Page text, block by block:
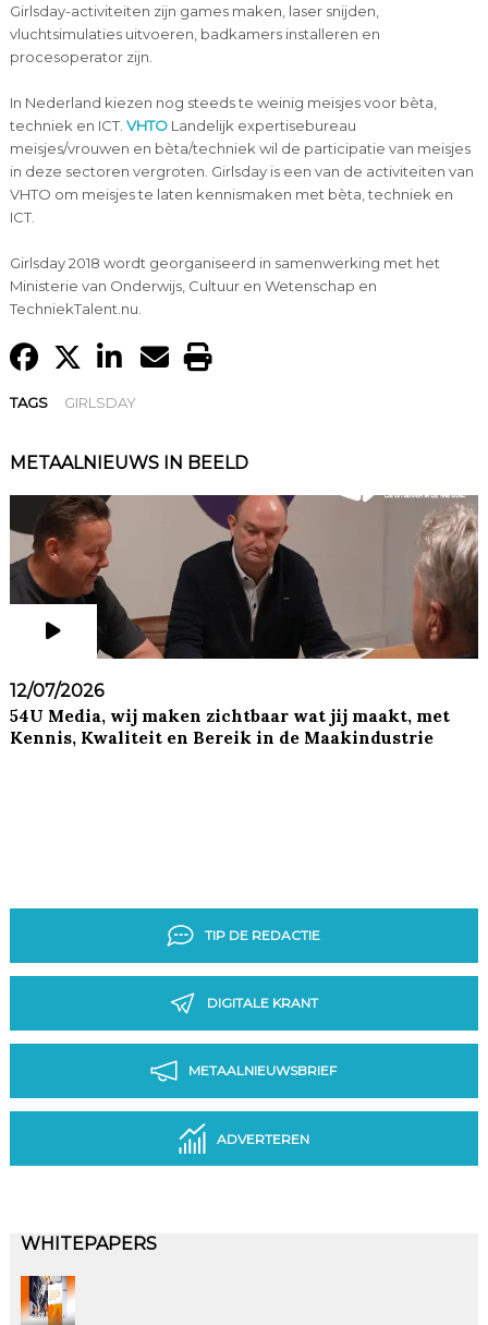
Girlsday-activiteiten zijn games maken, laser snijden,
vluchtsimulaties uitvoeren, badkamers installeren en
procesoperator zijn.
In Nederland kiezen nog steeds te weinig meisjes voor bèta,
techniek en ICT. VHTOLandelijk expertisebureau
meisjes/vrouwen en bèta/techniek wil de participatie van meisjes
in deze sectoren vergroten. Girlsday is een van de activiteiten van
VHTO om meisjes te laten kennismaken met bèta, techniek en
ICT.
Girlsday 2018 wordt georganiseerd in samenwerking met het
Ministerie van Onderwijs, Cultuur en Wetenschap en
TechniekTalent.nu.
TAGS GIRLSDAY
METAALNIEUWS IN BEELD
12/07/2026
54U Media, wij maken zichtbaar wat jij maakt, met
Kennis, Kwaliteit en Bereik in de Maakindustrie
TIP DE REDACTIE
DIGITALE KRANT
METAALNIEUWSBRIEF
ADVERTEREN
WHITEPAPERS